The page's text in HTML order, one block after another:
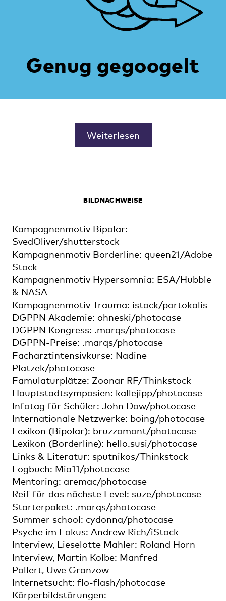
Genug gegoogelt
Weiterlesen
BILDNACHWEISE
Kampagnenmotiv Bipolar:
SvedOliver/shutterstock
Kampagnenmotiv Borderline: queen21/Adobe
Stock
Kampagnenmotiv Hypersomnia: ESA/Hubble
& NASA
Kampagnenmotiv Trauma: istock/portokalis
DGPPN Akademie: ohneski/photocase
DGPPN Kongress: .marqs/photocase
DGPPN-Preise: .marqs/photocase
Facharztintensivkurse: Nadine
Platzek/photocase
Famulaturplätze: Zoonar RF/Thinkstock
Hauptstadtsymposien: kallejipp/photocase
Infotag für Schüler: John Dow/photocase
Internationale Netzwerke: boing/photocase
Lexikon (Bipolar): bruzzomont/photocase
Lexikon (Borderline): hello.susi/photocase
Links & Literatur: sputnikos/Thinkstock
Logbuch: Mia11/photocase
Mentoring: aremac/photocase
Reif für das nächste Level: suze/photocase
Starterpaket: .marqs/photocase
Summer school: cydonna/photocase
Psyche im Fokus: Andrew Rich/iStock
Interview, Lieselotte Mahler: Roland Horn
Interview, Martin Kolbe: Manfred
Pollert, Uwe Granzow
Internetsucht: flo-flash/photocase
Körperbildstörungen: